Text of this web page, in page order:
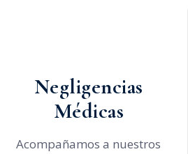
Negligencias
Médicas
Acompañamos a nuestros